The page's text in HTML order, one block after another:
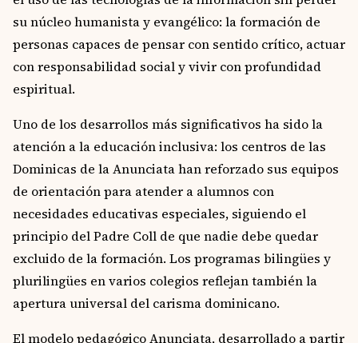
su núcleo humanista y evangélico: la formación de
personas capaces de pensar con sentido crítico, actuar
con responsabilidad social y vivir con profundidad
espiritual.
Uno de los desarrollos más significativos ha sido la
atención a la educación inclusiva: los centros de las
Dominicas de la Anunciata han reforzado sus equipos
de orientación para atender a alumnos con
necesidades educativas especiales, siguiendo el
principio del Padre Coll de que nadie debe quedar
excluido de la formación. Los programas bilingües y
plurilingües en varios colegios reflejan también la
apertura universal del carisma dominicano.
El modelo pedagógico Anunciata, desarrollado a partir